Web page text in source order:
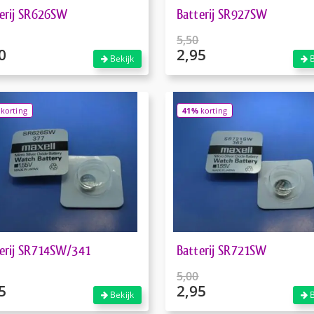
SR626SW
Bekijk
Batterij SR927SW
5,50
Oorspronkelijke
2,95
is:
€2,95.
SR714SW/341
Bekijk
41%korting
Batterij SR721SW
5,00
Oorspronkelijke
2,95